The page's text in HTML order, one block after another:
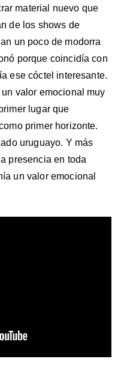
material nuevo que
de los shows de
un poco de modorra
porque coincidía con
ese cóctel interesante.
valor emocional muy
lugar que
primer horizonte.
uruguayo. Y más
presencia en toda
un valor emocional